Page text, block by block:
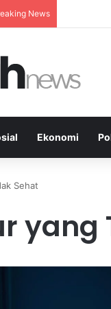
News
Ekonomi
Sehat
yang